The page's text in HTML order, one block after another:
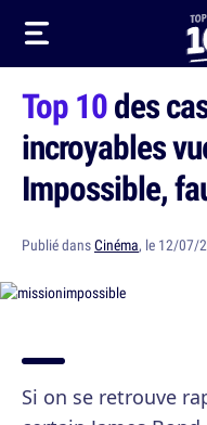
Top 10des
incroyables
Impossible,
Publié dansCinéma, le 12/07/
Si on se retrouve